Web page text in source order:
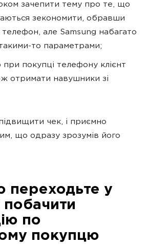
зачепити тему про те, що
зекономити, обравши
телефон, але Samsung набагато
то параметрами;
при покупці телефону клієнт
отримати навушники зі
чек, і приємно
що одразу зрозумів його
переходьте у
по
покупцю